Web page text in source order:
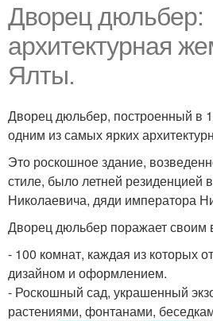
Дворец дюльбер:
архитектурная
Ялты.
Дворец дюльбер, построенный в
одним из самых ярких
Это роскошное здание,
стиле, было летней резиденцией
Николаевича, дяди императора
Дворец дюльбер поражает своим
- 100 комнат, каждая из которых
дизайном и оформлением.
- Роскошный сад, украшенный
растениями, фонтанами,